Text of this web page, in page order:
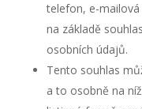
telefon, e-
na základě
osobních údajů.
Tento souhlas
a to osobně na